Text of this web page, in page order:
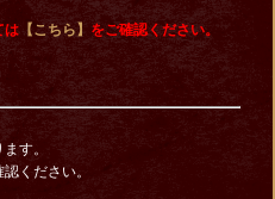
は【こちら】 をご確認ください。
す。
ください。